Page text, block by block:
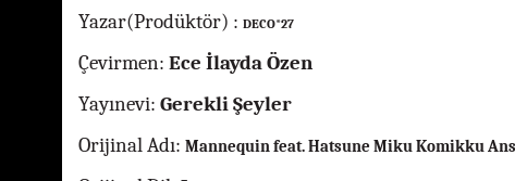
Yazar(Prodüktör) : DECO*27
Çevirmen: Ece İlayda Özen
Yayınevi: Gerekli Şeyler
Orijinal Adı: Mannequin feat. Hatsune Miku Komikku